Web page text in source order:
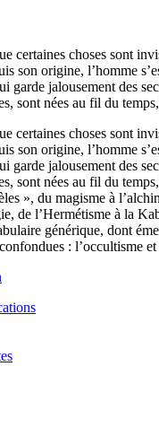
certaines choses sont
son origine, l’homme
garde jalousement des
sont nées au fil du
certaines choses sont
son origine, l’homme
garde jalousement des
sont nées au fil du
», du magisme à
de l’Hermétisme à la
générique, dont
: l’occultisme et